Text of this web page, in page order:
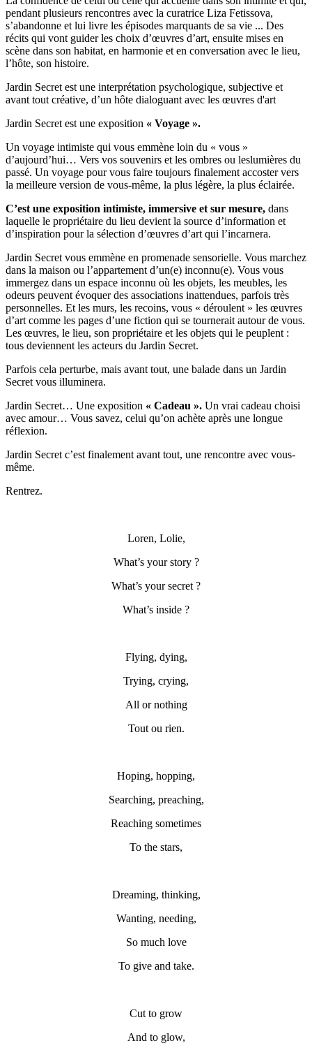
pendant plusieurs rencontres avec la curatrice Liza Fetissova,
s’abandonne et lui livre les épisodes marquants de sa vie ... Des
récits qui vont guider les choix d’œuvres d’art, ensuite mises en
scène dans son habitat, en harmonie et en conversation avec le lieu,
l’hôte, son histoire.
Jardin Secret est une interprétation psychologique, subjective et
avant tout créative, d’un hôte dialoguant avec les œuvres d'art
Jardin Secret est une exposition « Voyage ».
Un voyage intimiste qui vous emmène loin du « vous »
d’aujourd’hui… Vers vos souvenirs et les ombres ou leslumières du
passé. Un voyage pour vous faire toujours finalement accoster vers
la meilleure version de vous-même, la plus légère, la plus éclairée.
C’est une exposition intimiste, immersive et sur mesure, dans
laquelle le propriétaire du lieu devient la source d’information et
d’inspiration pour la sélection d’œuvres d’art qui l’incarnera.
Jardin Secret vous emmène en promenade sensorielle. Vous marchez
dans la maison ou l’appartement d’un(e) inconnu(e). Vous vous
immergez dans un espace inconnu où les objets, les meubles, les
odeurs peuvent évoquer des associations inattendues, parfois très
personnelles. Et les murs, les recoins, vous « déroulent » les œuvres
d’art comme les pages d’une fiction qui se tournerait autour de vous.
Les œuvres, le lieu, son propriétaire et les objets qui le peuplent :
tous deviennent les acteurs du Jardin Secret.
Parfois cela perturbe, mais avant tout, une balade dans un Jardin
Secret vous illuminera.
Jardin Secret… Une exposition « Cadeau ». Un vrai cadeau choisi
avec amour… Vous savez, celui qu’on achète après une longue
réflexion.
Jardin Secret c’est finalement avant tout, une rencontre avec vous-
même.
Rentrez.
Loren, Lolie,
What’s your story ?
What’s your secret ?
What’s inside ?
Flying, dying,
Trying, crying,
All or nothing
Tout ou rien.
Hoping, hopping,
Searching, preaching,
Reaching sometimes
To the stars,
Dreaming, thinking,
Wanting, needing,
So much love
To give and take.
Cut to grow
And to glow,